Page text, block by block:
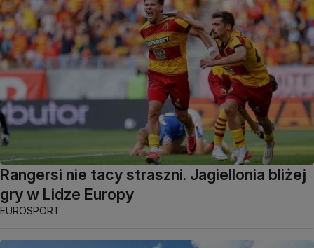
Rangersi nie tacy straszni. Jagiellonia bliżej
gry w Lidze Europy
EUROSPORT